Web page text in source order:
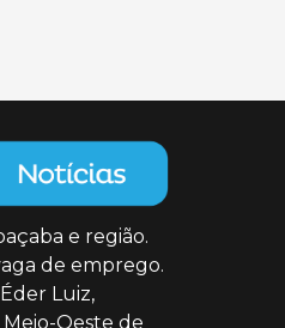
e região.
de emprego.
Luiz,
Oeste de